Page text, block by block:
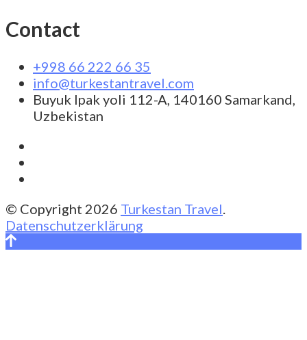
Contact
+998 66 222 66 35
info@turkestantravel.com
Buyuk Ipak yoli 112-A, 140160 Samarkand,
Uzbekistan
© Copyright 2026 Turkestan Travel
Datenschutzerklärung